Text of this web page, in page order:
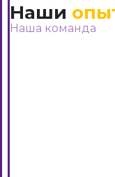
Наши
Наша команда